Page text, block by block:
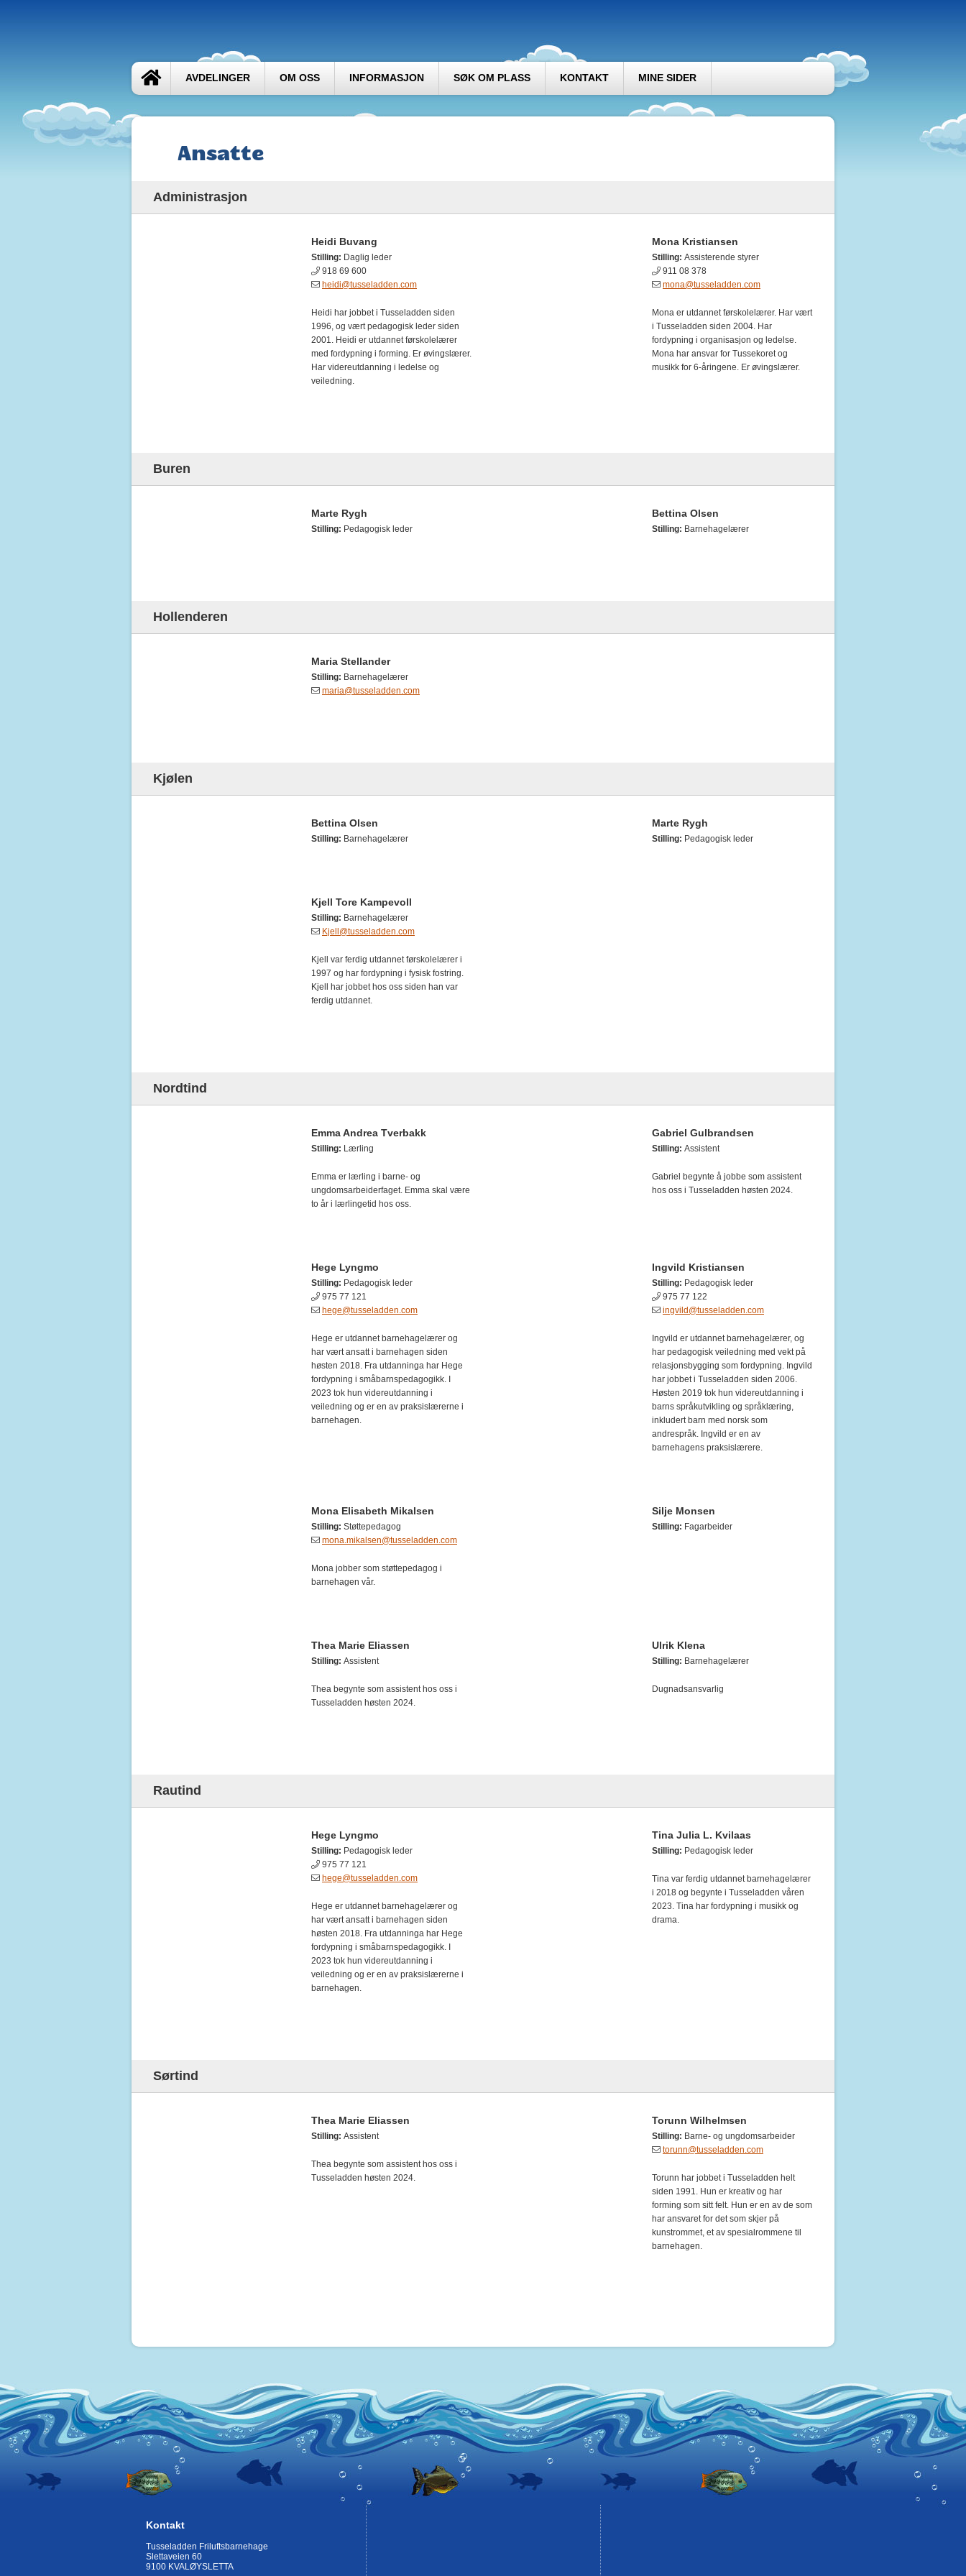
AVDELINGER OM OSS INFORMASJON SØK OM PLASS KONTAKT MINE SIDER
Ansatte
Administrasjon
Heidi Buvang
Stilling: Daglig leder
918 69 600
heidi@tusseladden.com
Heidi har jobbet i Tusseladden siden
1996, og vært pedagogisk leder siden
2001. Heidi er utdannet førskolelærer
med fordypning i forming. Er øvingslærer.
Har videreutdanning i ledelse og
veiledning.
Mona Kristiansen
Stilling: Assisterende styrer
911 08 378
mona@tusseladden.com
Mona er utdannet førskolelærer. Har vært
i Tusseladden siden 2004. Har
fordypning i organisasjon og ledelse.
Mona har ansvar for Tussekoret og
musikk for 6-åringene. Er øvingslærer.
Buren
Marte Rygh
Stilling: Pedagogisk leder
Bettina Olsen
Stilling: Barnehagelærer
Hollenderen
Maria Stellander
Stilling: Barnehagelærer
maria@tusseladden.com
Kjølen
Bettina Olsen
Stilling: Barnehagelærer
Marte Rygh
Stilling: Pedagogisk leder
Kjell Tore Kampevoll
Stilling: Barnehagelærer
Kjell@tusseladden.com
Kjell var ferdig utdannet førskolelærer i
1997 og har fordypning i fysisk fostring.
Kjell har jobbet hos oss siden han var
ferdig utdannet.
Nordtind
Emma Andrea Tverbakk
Stilling: Lærling
Emma er lærling i barne- og
ungdomsarbeiderfaget. Emma skal være
to år i lærlingetid hos oss.
Gabriel Gulbrandsen
Stilling: Assistent
Gabriel begynte å jobbe som assistent
hos oss i Tusseladden høsten 2024.
Hege Lyngmo
Stilling: Pedagogisk leder
975 77 121
hege@tusseladden.com
Hege er utdannet barnehagelærer og
har vært ansatt i barnehagen siden
høsten 2018. Fra utdanninga har Hege
fordypning i småbarnspedagogikk. I
2023 tok hun videreutdanning i
veiledning og er en av praksislærerne i
barnehagen.
Ingvild Kristiansen
Stilling: Pedagogisk leder
975 77 122
ingvild@tusseladden.com
Ingvild er utdannet barnehagelærer, og
har pedagogisk veiledning med vekt på
relasjonsbygging som fordypning. Ingvild
har jobbet i Tusseladden siden 2006.
Høsten 2019 tok hun videreutdanning i
barns språkutvikling og språklæring,
inkludert barn med norsk som
andrespråk. Ingvild er en av
barnehagens praksislærere.
Mona Elisabeth Mikalsen
Stilling: Støttepedagog
mona.mikalsen@tusseladden.com
Mona jobber som støttepedagog i
barnehagen vår.
Silje Monsen
Stilling: Fagarbeider
Thea Marie Eliassen
Stilling: Assistent
Thea begynte som assistent hos oss i
Tusseladden høsten 2024.
Ulrik Klena
Stilling: Barnehagelærer
Dugnadsansvarlig
Rautind
Hege Lyngmo
Stilling: Pedagogisk leder
975 77 121
hege@tusseladden.com
Hege er utdannet barnehagelærer og
har vært ansatt i barnehagen siden
høsten 2018. Fra utdanninga har Hege
fordypning i småbarnspedagogikk. I
2023 tok hun videreutdanning i
veiledning og er en av praksislærerne i
barnehagen.
Tina Julia L. Kvilaas
Stilling: Pedagogisk leder
Tina var ferdig utdannet barnehagelærer
i 2018 og begynte i Tusseladden våren
2023. Tina har fordypning i musikk og
drama.
Sørtind
Thea Marie Eliassen
Stilling: Assistent
Thea begynte som assistent hos oss i
Tusseladden høsten 2024.
Torunn Wilhelmsen
Stilling: Barne- og ungdomsarbeider
torunn@tusseladden.com
Torunn har jobbet i Tusseladden helt
siden 1991. Hun er kreativ og har
forming som sitt felt. Hun er en av de som
har ansvaret for det som skjer på
kunstrommet, et av spesialrommene til
barnehagen.
Kontakt
Tusseladden Friluftsbarnehage
Slettaveien 60
9100 KVALØYSLETTA